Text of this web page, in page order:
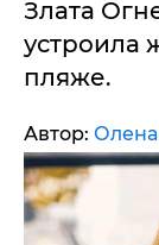
Злата
устроила
пляже.
Автор: